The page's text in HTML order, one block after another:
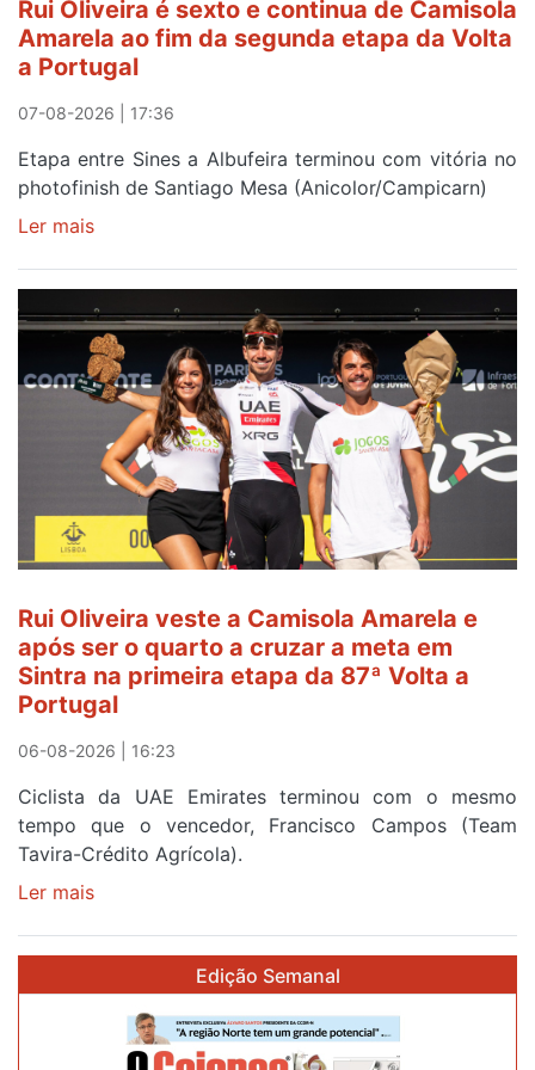
Beja
e
Elvas
Rui Oliveira é sexto e continua de Camisola
Amarela ao fim da segunda etapa da Volta
a Portugal
07-08-2026 | 17:36
Etapa entre Sines a Albufeira terminou com vitória no
photofinish de Santiago Mesa (Anicolor/Campicarn)
Ler mais
Oliveira
é
sexto
e
continua
Camisola
Amarela
ao
da
etapa
da
Volta
a
Portugal
Rui Oliveira veste a Camisola Amarela e
após ser o quarto a cruzar a meta em
Sintra na primeira etapa da 87ª Volta a
Portugal
06-08-2026 | 16:23
Ciclista da UAE Emirates terminou com o mesmo
tempo que o vencedor, Francisco Campos (Team
Tavira-Crédito Agrícola).
Ler mais
Camisola
Amarela
Edição Semanal